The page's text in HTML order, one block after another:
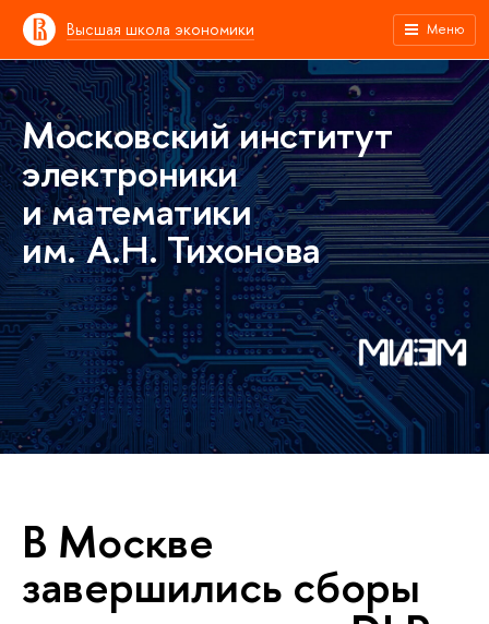
Высшая школа экономики Меню
Московский институт
электроники
и математики
им. А.Н. Тихонова
В Москве
завершились сборы